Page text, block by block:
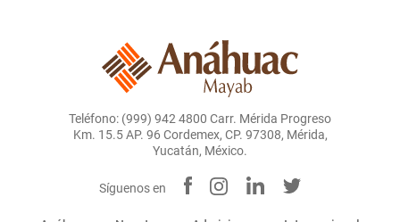
Teléfono: (999) 942 4800 Carr. Mérida Progreso
Km. 15.5 AP. 96 Cordemex, CP. 97308, Mérida,
Yucatán, México.
Síguenos en